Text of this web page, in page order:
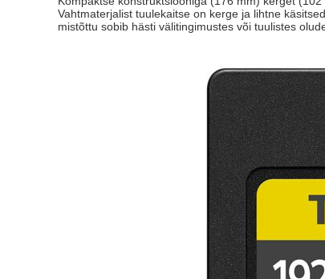
Vahtmaterjalist tuulekaitse on kerge ja lihtne
mistõttu sobib hästi välitingimustes või tuulistes